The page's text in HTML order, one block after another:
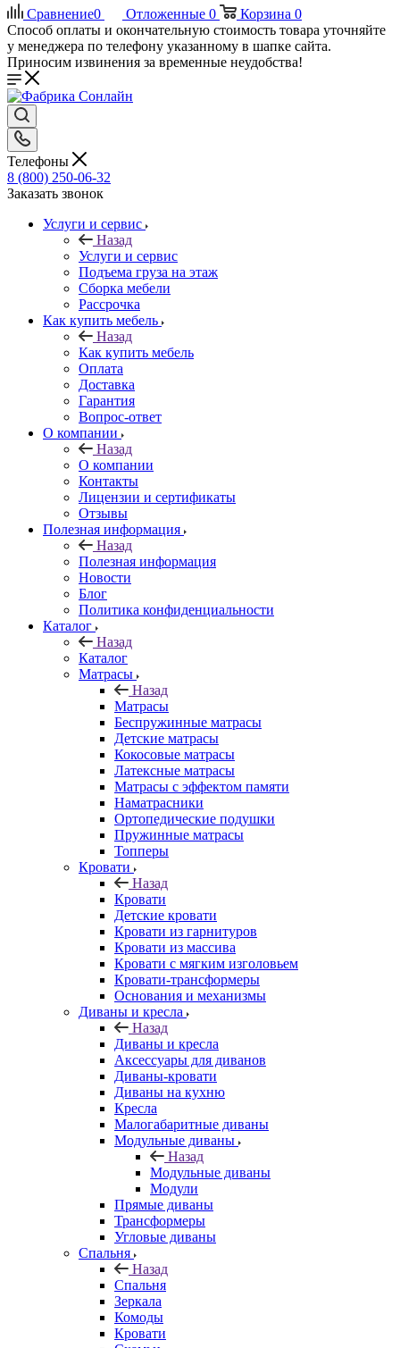
Сравнение0 Отложенные 0 Корзина 0
Способ оплаты и окончательную стоимость товара уточняйте
у менеджера по телефону указанному в шапке сайта.
Приносим извинения за временные неудобства!
Телефоны
8 (800) 250-06-32
Заказать звонок
Услуги и сервис
Назад
Услуги и сервис
Подъема груза на этаж
Сборка мебели
Рассрочка
Как купить мебель
Назад
Как купить мебель
Оплата
Доставка
Гарантия
Вопрос-ответ
О компании
Назад
О компании
Контакты
Лицензии и сертификаты
Отзывы
Полезная информация
Назад
Полезная информация
Новости
Блог
Политика конфиденциальности
Каталог
Назад
Каталог
Матрасы
Назад
Матрасы
Беспружинные матрасы
Детские матрасы
Кокосовые матрасы
Латексные матрасы
Матрасы с эффектом памяти
Наматрасники
Ортопедические подушки
Пружинные матрасы
Топперы
Кровати
Назад
Кровати
Детские кровати
Кровати из гарнитуров
Кровати из массива
Кровати с мягким изголовьем
Кровати-трансформеры
Основания и механизмы
Диваны и кресла
Назад
Диваны и кресла
Аксессуары для диванов
Диваны-кровати
Диваны на кухню
Кресла
Малогабаритные диваны
Модульные диваны
Назад
Модульные диваны
Модули
Прямые диваны
Трансформеры
Угловые диваны
Спальня
Назад
Спальня
Зеркала
Комоды
Кровати